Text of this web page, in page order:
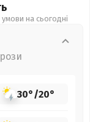
на сьогодні
30°/20°